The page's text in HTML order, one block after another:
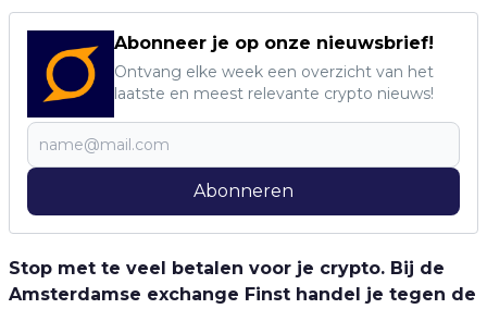
Abonneer je op onze nieuwsbrief!
Ontvang elke week een overzicht van het
laatste en meest relevante crypto nieuws!
Abonneren
Stop met te veel betalen voor je crypto. Bij de
Amsterdamse exchange Finst handel je tegen de